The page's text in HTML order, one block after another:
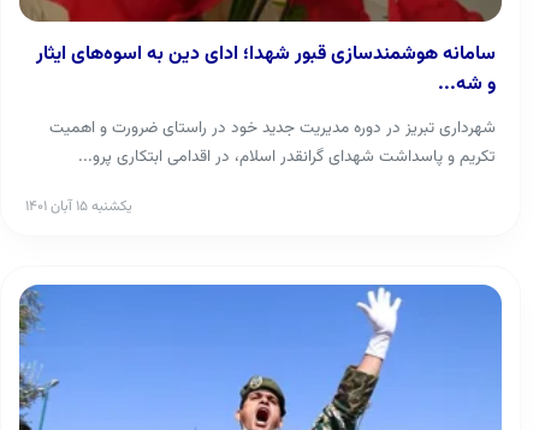
سامانه هوشمندسازی قبور شهدا؛ ادای دین به اسوه‌های ایثار
و شه...
شهرداری تبریز در دوره مدیریت جدید خود در راستای ضرورت و اهمیت
تکریم و پاسداشت شهدای گرانقدر اسلام، در اقدامی ابتکاری پرو...
یکشنبه ۱۵ آبان ۱۴۰۱